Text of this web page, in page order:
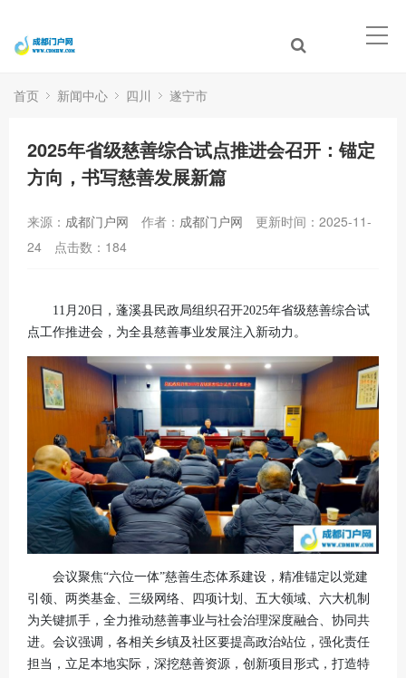
首页 新闻中心 四川 遂宁市
2025年省级慈善综合试点推进会召开：锚定
方向，书写慈善发展新篇
来源： 成都门户网 作者： 成都门户网
更新时间：2025-11-
24
点击数： 184
11月20日，蓬溪县民政局组织召开2025年省级慈善综合试
点工作推进会，为全县慈善事业发展注入新动力。
会议聚焦“六位一体”慈善生态体系建设，精准锚定以党建
引领、两类基金、三级网络、四项计划、五大领域、六大机制
为关键抓手，全力推动慈善事业与社会治理深度融合、协同共
进。会议强调，各相关乡镇及社区要提高政治站位，强化责任
担当，立足本地实际，深挖慈善资源，创新项目形式，打造特